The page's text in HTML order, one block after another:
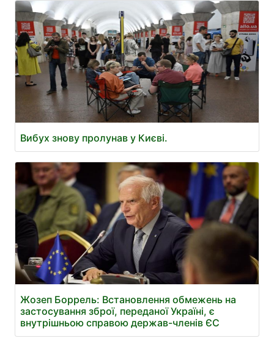
Вибух знову пролунав у Києві.
Жозеп Боррель: Встановлення обмежень на
застосування зброї, переданої Україні, є
внутрішньою справою держав-членів ЄС